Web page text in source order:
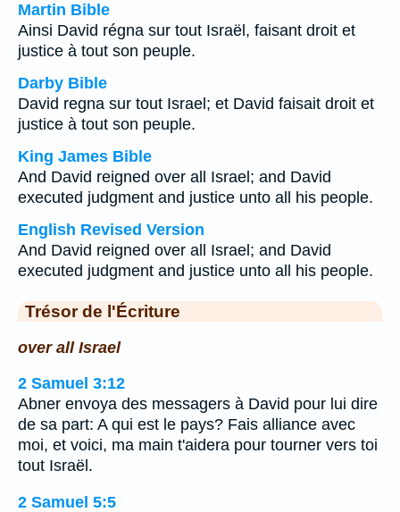
Martin Bible
Ainsi David régna sur tout Israël, faisant droit et
justice à tout son peuple.
Darby Bible
David regna sur tout Israel; et David faisait droit et
justice à tout son peuple.
King James Bible
And David reigned over all Israel; and David
executed judgment and justice unto all his people.
English Revised Version
And David reigned over all Israel; and David
executed judgment and justice unto all his people.
Trésor de l'Écriture
over all Israel
2 Samuel 3:12
Abner envoya des messagers à David pour lui dire
de sa part: A qui est le pays? Fais alliance avec
moi, et voici, ma main t'aidera pour tourner vers toi
tout Israël.
2 Samuel 5:5